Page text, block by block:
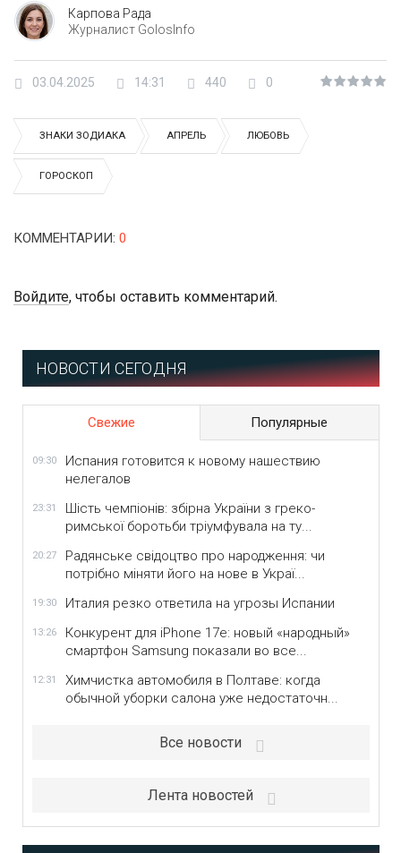
Карпова Рада
Журналист GolosInfo
03.04.2025 14:31 440 0
ЗНАКИ ЗОДИАКА АПРЕЛЬ ЛЮБОВЬ
ГОРОСКОП
КОММЕНТАРИИ: 0
Войдите, чтобы оставить комментарий.
НОВОСТИ СЕГОДНЯ
Свежие Популярные
09:30
Испания готовится к новому нашествию
нелегалов
23:31
Шість чемпіонів: збірна України з греко-
римської боротьби тріумфувала на ту...
20:27
Радянське свідоцтво про народження: чи
потрібно міняти його на нове в Украї...
19:30 Италия резко ответила на угрозы Испании
13:26
Конкурент для iPhone 17e: новый «народный»
смартфон Samsung показали во все...
12:31
Химчистка автомобиля в Полтаве: когда
обычной уборки салона уже недостаточн...
Все новости
Лента новостей